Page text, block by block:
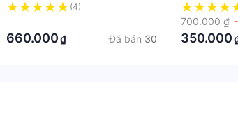
lượng thu âm HD
(4)
660.000₫ Đã bán 30
Phim Siêu
Máy Ghi Âm
Camera
700.000 ₫
350.000